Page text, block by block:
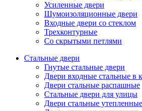
Усиленные двери
Шумоизоляционные двери
Входные двери со стеклом
Трехконтурные
Со скрытыми петлями
Стальные двери
Гнутые стальные двери
Двери входные стальные в
Двери стальные распашные
Стальные двери для улицы
Двери стальные утепленные